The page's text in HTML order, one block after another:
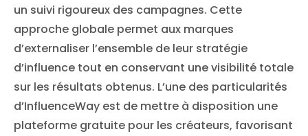
un suivi rigoureux des campagnes. Cette
approche globale permet aux marques
d’externaliser l’ensemble de leur stratégie
d’influence tout en conservant une visibilité totale
sur les résultats obtenus. L’une des particularités
d’InfluenceWay est de mettre à disposition une
plateforme gratuite pour les créateurs, favorisant